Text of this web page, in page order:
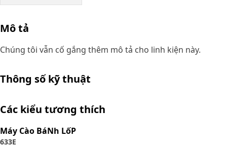
Mô tả
Chúng tôi vẫn cố gắng thêm mô tả cho linh kiện này.
Thông số kỹ thuật
Các kiểu tương thích
Máy Cào BáNh LốP
633E